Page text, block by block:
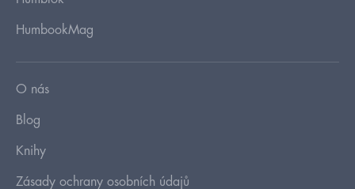
HumbookMag
O nás
Blog
Knihy
Zásady ochrany osobních údajů